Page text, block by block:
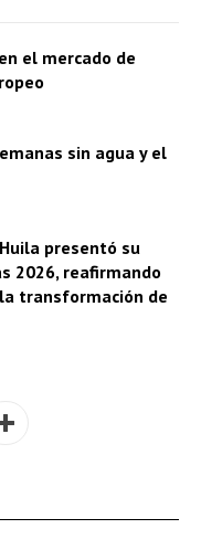
el mercado de
sin agua y el
presentó su
2026, reafirmando
transformación de